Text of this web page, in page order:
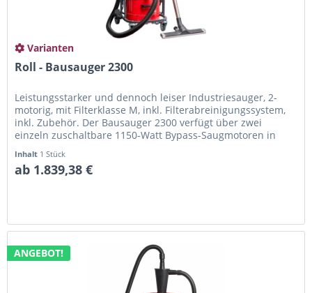
Roll - Bausauger 2300
Leistungsstarker und dennoch leiser Industriesauger, 2-
motorig, mit Filterklasse M, inkl. Filterabreinigungssystem,
inkl. Zubehör. Der Bausauger 2300 verfügt über zwei
einzeln zuschaltbare 1150-Watt Bypass-Saugmotoren in
Inhalt 1 Stück
ab 1.839,38 €
Varianten
ANGEBOT!